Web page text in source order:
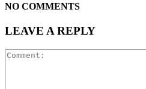
NO COMMENTS
LEAVE A REPLY